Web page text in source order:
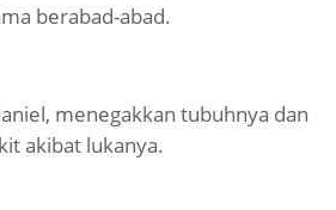
berabad-abad.
menegakkan tubuhnya dan
akibat lukanya.